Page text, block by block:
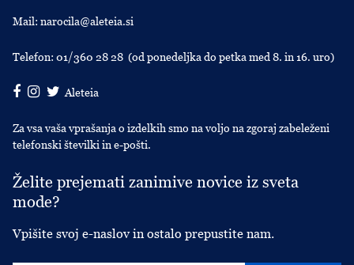
Mail: narocila@aleteia.si
Telefon: 01/360 28 28 (od ponedeljka do petka med 8. in 16. uro)
Aleteia
Za vsa vaša vprašanja o izdelkih smo na voljo na zgoraj zabeleženi
telefonski številki in e-pošti.
Želite prejemati zanimive novice iz sveta
mode?
Vpišite svoj e-naslov in ostalo prepustite nam.